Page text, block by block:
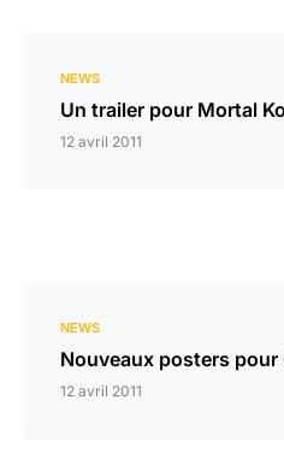
NEWS
Un trailer pour Mortal
12 avril 2011
NEWS
Nouveaux posters pour
12 avril 2011